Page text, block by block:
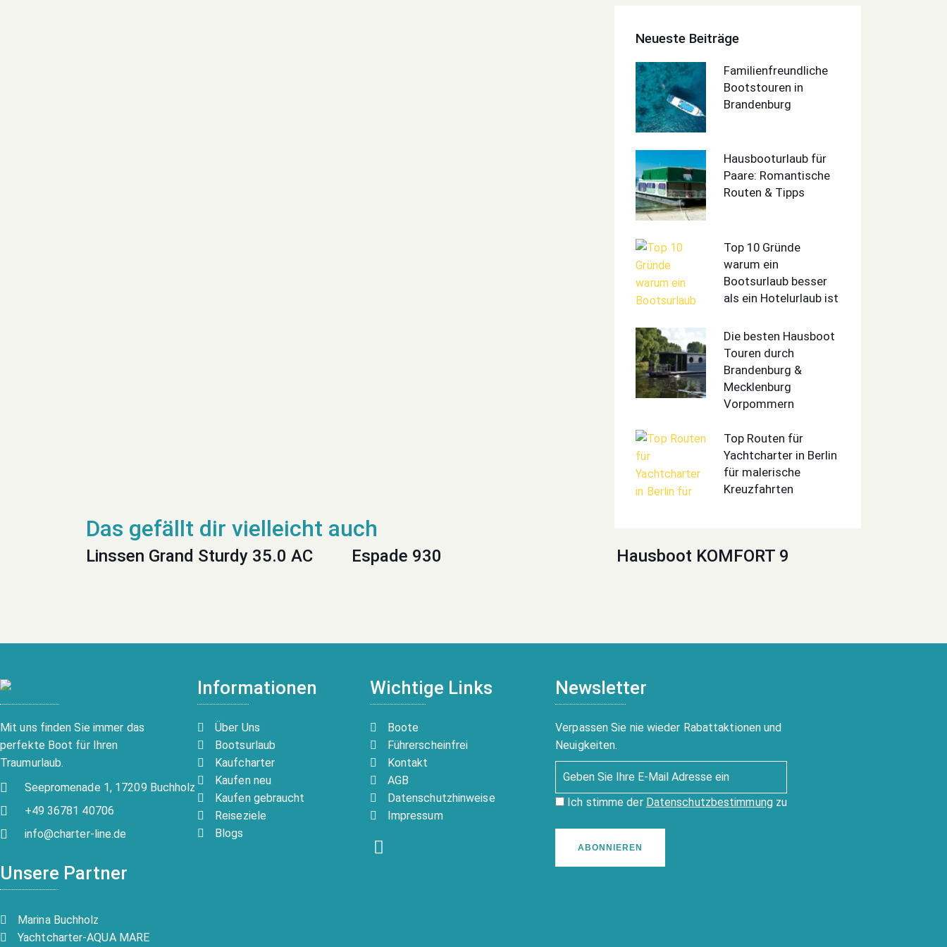
Neueste Beiträge
Familienfreundliche
Bootstouren in
Brandenburg
Hausbooturlaub für
Paare: Romantische
Routen & Tipps
Top 10 Gründe
warum ein
Bootsurlaub besser
als ein Hotelurlaub ist
Die besten Hausboot
Touren durch
Brandenburg &
Mecklenburg
Vorpommern
Top Routen für
Yachtcharter in Berlin
für malerische
Kreuzfahrten
Linssen Grand Sturdy 35.0 AC Espade 930 Hausboot KOMFORT 9
Mit uns finden Sie immer das
perfekte Boot für Ihren
Traumurlaub.
Seepromenade 1, 17209 Buchholz
+49 36781 40706
info@charter-line.de
Unsere Partner
Marina Buchholz
Yachtcharter-AQUA MARE
Informationen
Über Uns
Bootsurlaub
Kaufcharter
Kaufen neu
Kaufen gebraucht
Reiseziele
Blogs
Wichtige Links
Boote
Führerscheinfrei
Kontakt
AGB
Datenschutzhinweise
Impressum
Newsletter
Verpassen Sie nie wieder Rabattaktionen und
Neuigkeiten.
Ich stimme der Datenschutzbestimmungzu
ABONNIEREN